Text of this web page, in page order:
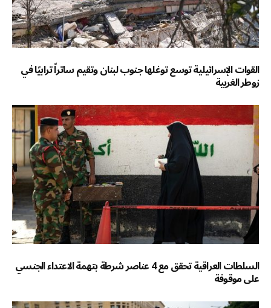
القوات الإسرائيلية توسع توغلها جنوب لبنان وتقيم ساتراً ترابيًا في
زوطر الغربية
السلطات العراقية تحقق مع 4 عناصر شرطة بتهمة الاعتداء الجنسي
على موقوفة